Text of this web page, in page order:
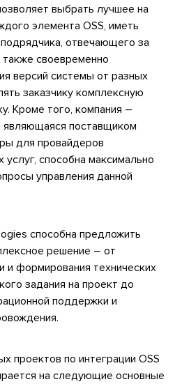
выбрать лучшее на
элемента OSS, иметь
отвечающего за
также своевременно
версий системы от разных
заказчику комплексную
Кроме того, компания –
являющаяся поставщиком
для провайдеров
способна максимально
управления данной
способна предложить
решение – от
и формирования технических
задания на проект до
поддержки и
проектов по интеграции OSS
на следующие основные